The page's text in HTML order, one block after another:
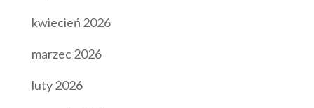
kwiecień 2026
marzec 2026
luty 2026